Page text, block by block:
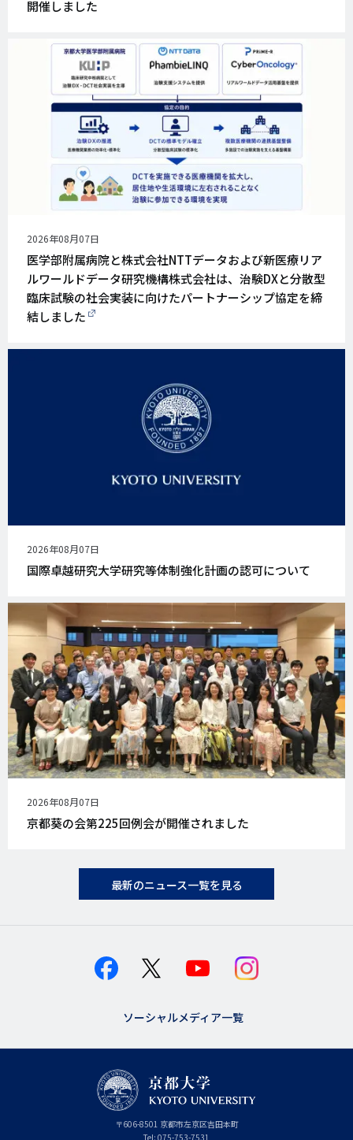
開催しました
公
開
日
2026年08月07日
医学部附属病院と株式会社NTTデータおよび新医療リア
ルワールドデータ研究機構株式会社は、治験DXと分散型
臨床試験の社会実装に向けたパートナーシップ協定を締
結しました
公
開
日
2026年08月07日
国際卓越研究大学研究等体制強化計画の認可について
公
開
日
2026年08月07日
京都葵の会第225回例会が開催されました
最新のニュース一覧を見る
ソーシャルメディア一覧
〒606-8501 京
都
京都市左京区吉田本町
Tel: 075-753-7531